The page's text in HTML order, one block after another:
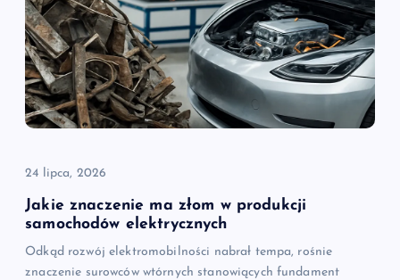
24 lipca, 2026
Jakie znaczenie ma złom w produkcji
samochodów elektrycznych
Odkąd rozwój elektromobilności nabrał tempa, rośnie
znaczenie surowców wtórnych stanowiących fundament